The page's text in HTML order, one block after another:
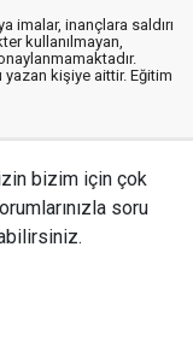
imalar, inançlara saldırı
kullanılmayan,
kişiye aittir. Eğitim
bizim için çok
soru